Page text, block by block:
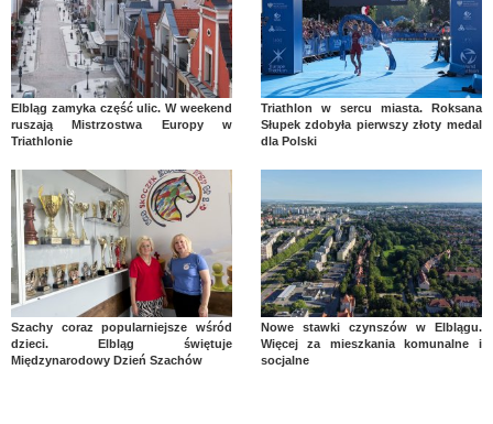
Elbląg zamyka część ulic. W weekend
ruszają Mistrzostwa Europy w
Triathlonie
Triathlon w sercu miasta. Roksana
Słupek zdobyła pierwszy złoty medal
dla Polski
Szachy coraz popularniejsze wśród
dzieci. Elbląg świętuje
Międzynarodowy Dzień Szachów
Nowe stawki czynszów w Elblągu.
Więcej za mieszkania komunalne i
socjalne